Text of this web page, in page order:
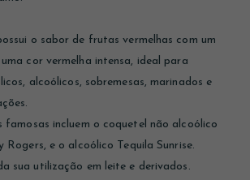
o sabor de frutas vermelhas com um
cor vermelha intensa, ideal para
alcoólicos, sobremesas, marinados e
famosas incluem o coquetel não alcoólico
Rogers, e o alcoólico Tequila Sunrise.
sua utilização em leite e derivados.